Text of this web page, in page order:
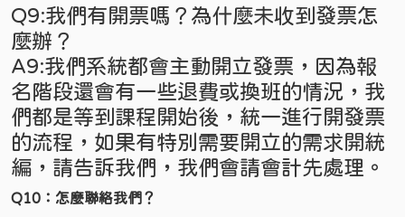
Q9:我們有開票嗎？為什麼未收到發票怎
麼辦？
A9:我們系統都會主動開立發票，因為報
名階段還會有一些退費或換班的情況，我
們都是等到課程開始後，統一進行開發票
的流程，如果有特別需要開立的需求開統
編，請告訴我們，我們會請會計先處理。
Q10：怎麼聯絡我們？